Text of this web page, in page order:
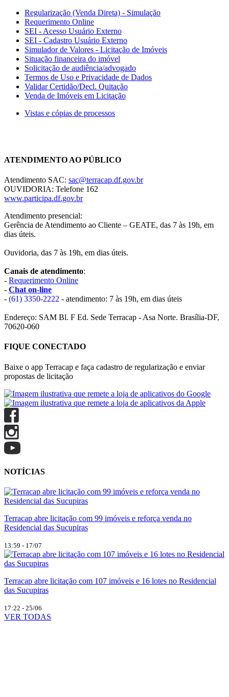
Regularização (Venda Direta) - Simulação
Requerimento Online
SEI - Acesso Usuário Externo
SEI - Cadastro Usuário Externo
Simulador de Valores - Licitação de Imóveis
Situação financeira do imóvel
Solicitação de audiência/advogado
Termos de Uso e Privacidade de Dados
Validar Certidão/Decl. Quitação
Venda de Imóveis em Licitação
Vistas e cópias de processos
ATENDIMENTO AO PÚBLICO
Atendimento SAC: sac@terracap.df.gov.br
OUVIDORIA: Telefone 162
www.participa.df.gov.br
Atendimento presencial:
Gerência de Atendimento ao Cliente – GEATE, das 7 às 19h, em
dias úteis.
Ouvidoria, das 7 às 19h, em dias úteis.
Canais de atendimento:
- Requerimento Online
- Chat on-line
- (61) 3350-2222 - atendimento: 7 às 19h, em dias úteis
Endereço: SAM Bl. F Ed. Sede Terracap - Asa Norte. Brasília-DF,
70620-060
FIQUE CONECTADO
Baixe o app Terracap e faça cadastro de regularização e enviar
propostas de licitação
NOTÍCIAS
Terracap abre licitação com 99 imóveis e reforça venda no
Residencial das Sucupiras
13:59 - 17/07
Terracap abre licitação com 107 imóveis e 16 lotes no Residencial
das Sucupiras
17:22 - 25/06
VER TODAS